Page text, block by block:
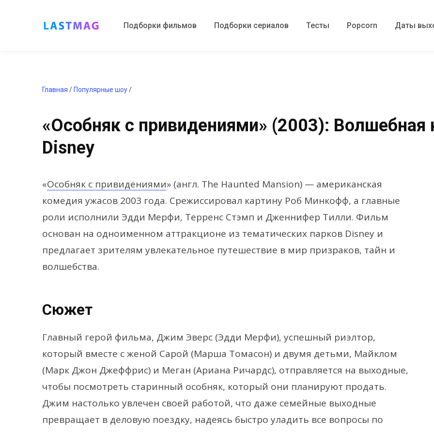
Подборки фильмов Подборки сериалов Тесты Popcorn Даты
Главная / Популярные шоу/
«Особняк с привидениями» (2003):
Disney
«Особняк с привидениями» (англ. The Haunted Mansion) — американская
комедия ужасов 2003 года. Срежиссировал картину Роб Минкофф, а главные
роли исполнили Эдди Мерфи, Терренс Стэмп и Дженнифер Тилли. Фильм
основан на одноименном аттракционе из тематических парков Disney и
предлагает зрителям увлекательное путешествие в мир призраков, тайн и
волшебства.
Сюжет
Главный герой фильма, Джим Эверс (Эдди Мерфи), успешный риэлтор,
который вместе с женой Сарой (Марша Томасон) и двумя детьми, Майклом
(Марк Джон Джеффрис) и Меган (Ариана Ричардс), отправляется на выходные,
чтобы посмотреть старинный особняк, который они планируют продать.
Джим настолько увлечен своей работой, что даже семейные выходные
превращает в деловую поездку, надеясь быстро уладить все вопросы по